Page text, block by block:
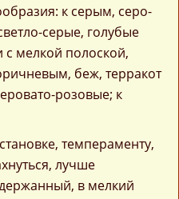
к серым, серо-
серые, голубые
мелкой полоской,
беж, терракот
розовые; к
темпераменту,
лучше
в мелкий